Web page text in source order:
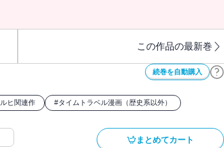
この作品の最新巻
続巻を自動購入
ヒ関連作 #タイムトラベル漫画（歴史系以外）
まとめてカート